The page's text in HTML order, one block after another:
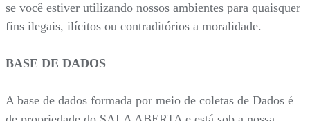
se você estiver utilizando nossos ambientes para quaisquer
fins ilegais, ilícitos ou contraditórios a moralidade.
BASE DE DADOS
A base de dados formada por meio de coletas de Dados é